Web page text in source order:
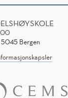
00
5045 Bergen